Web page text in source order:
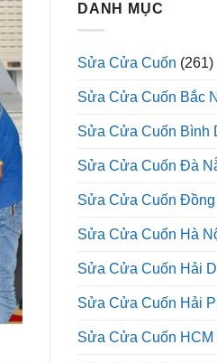
DANH MỤC
Sửa Cửa Cuốn (261)
Sửa Cửa Cuốn Bắc
Sửa Cửa Cuốn Bình
Sửa Cửa Cuốn Đà
Sửa Cửa Cuốn Đồng
Sửa Cửa Cuốn Hà
Sửa Cửa Cuốn Hải
Sửa Cửa Cuốn Hải
Sửa Cửa Cuốn HCM